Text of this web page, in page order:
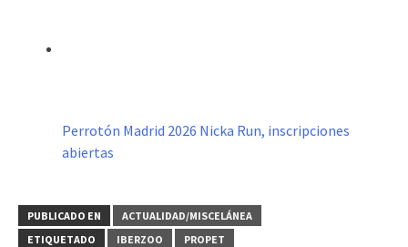
Perrotón Madrid 2026 Nicka Run, inscripciones
abiertas
PUBLICADO EN
ACTUALIDAD/MISCELÁNEA
ETIQUETADO
IBERZOO PROPET